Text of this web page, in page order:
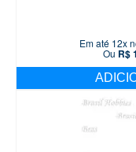
Em até 12x
Ou R$